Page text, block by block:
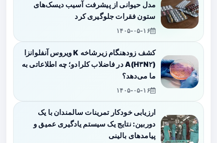
مدل حیوانی از پیشرفت آسیب دیسک‌های
ستون فقرات جلوگیری کرد
۱۴۰۵-۰۵-۱۶
کشف زودهنگام زیرشاخه K ویروس آنفلوانزا
A(H۳N۲) در فاضلاب کلرادو؛ چه اطلاعاتی به
ما می‌دهد؟
۱۴۰۵-۰۵-۱۶
ارزیابی خودکار تمرینات سالمندان با یک
دوربین: نتایج یک سیستم یادگیری عمیق و
پیامدهای بالینی